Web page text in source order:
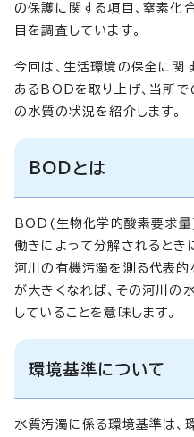
の保護に関する項目、窒素化
目を調査しています。
今回は、生活環境の保全に関
あるBODを取り上げ、当所
の水質の状況を紹介します。
BODとは
BOD(生物化学的酸素要求量
働きによって分解されるとき
河川の有機汚濁を測る代表的
が大きくなれば、その河川の
していることを意味します。
環境基準について
水質汚濁に係る環境基準は、